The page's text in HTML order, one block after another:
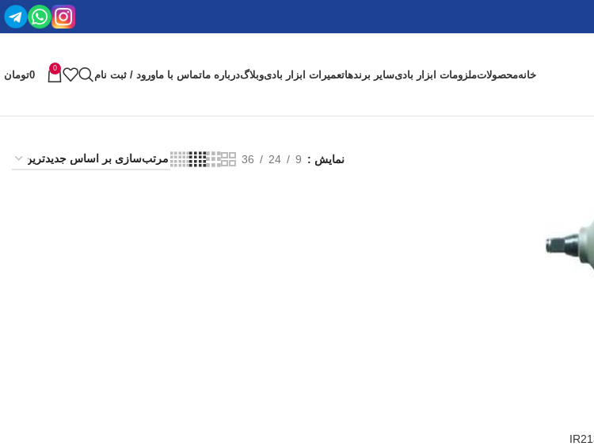
خانهمحصولاتملزومات ابزار بادیسایر برندهاتعمیرات ابزار بادیوبلاگدرباره ماتماس با ماورود / ثبت نام
0
0تومان
نمایش 9
24
36